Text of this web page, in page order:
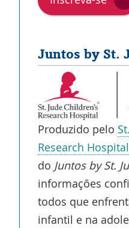
Juntos by St.
Produzido pelo
Research Hospital
do Juntos by St.
informações
todos que
infantil e na